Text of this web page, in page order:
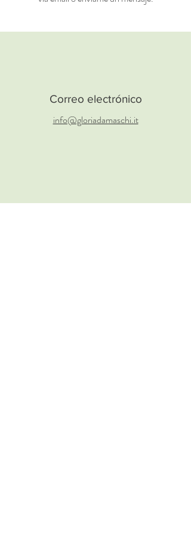
Correo electrónico
info@gloriadamaschi.it